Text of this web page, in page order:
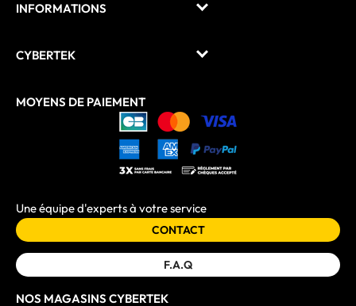
INFORMATIONS
CYBERTEK
MOYENS DE PAIEMENT
Une équipe d'experts à votre service
CONTACT
F.A.Q
NOS MAGASINS CYBERTEK